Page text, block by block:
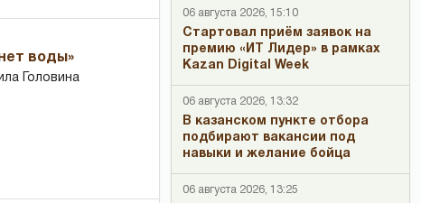
воды»
Головина
06 августа 2026, 15:10
Стартовал приём заявок на
премию «ИТ Лидер» в рамках
Kazan Digital Week
06 августа 2026, 13:32
В казанском пункте отбора
подбирают вакансии под
навыки и желание бойца
06 августа 2026, 13:25